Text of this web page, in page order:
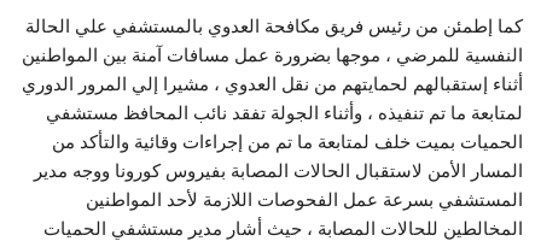
كما إطمئن من رئيس فريق مكافحة العدوي بالمستشفي علي الحالة
النفسية للمرضي ، موجها بضرورة عمل مسافات آمنة بين المواطنين
أثناء إستقبالهم لحمايتهم من نقل العدوي ، مشيرا إلي المرور الدوري
لمتابعة ما تم تنفيذه ، وأثناء الجولة تفقد نائب المحافظ مستشفي
الحميات بميت خلف لمتابعة ما تم من إجراءات وقائية والتأكد من
المسار الأمن لاستقبال الحالات المصابة بفيروس كورونا ووجه مدير
المستشفي بسرعة عمل الفحوصات اللازمة لأحد المواطنين
المخالطين للحالات المصابة ، حيث أشار مدير مستشفي الحميات